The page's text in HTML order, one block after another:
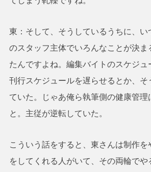
東：そして、そうしているうちに、い
のスタッフ主体でいろんなことが決ま
たんですよね。編集バイトのスケジュ
刊行スケジュールを遅らせるとか、そ
ていた。じゃあ俺ら執筆側の健康管理
と。主従が逆転していた。
こういう話をすると、東さんは制作を
をしてくれる人がいて、その両輪でや